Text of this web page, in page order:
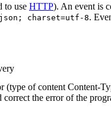
to use HTTP). An event is
charset=utf-8.
(type of content Content-
the error of the